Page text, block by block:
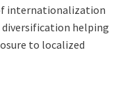
internationalization
helping
to localized